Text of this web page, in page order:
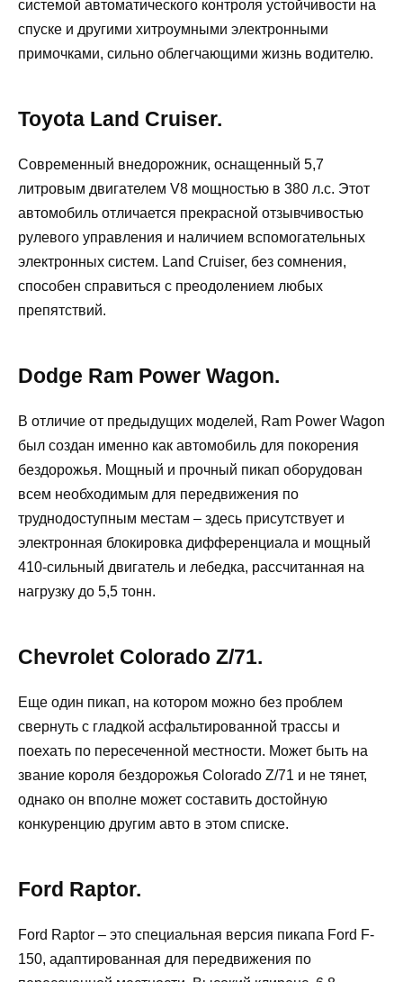
системой автоматического контроля устойчивости на
спуске и другими хитроумными электронными
примочками, сильно облегчающими жизнь водителю.
Toyota Land Cruiser.
Современный внедорожник, оснащенный 5,7
литровым двигателем V8 мощностью в 380 л.с. Этот
автомобиль отличается прекрасной отзывчивостью
рулевого управления и наличием вспомогательных
электронных систем. Land Cruiser, без сомнения,
способен справиться с преодолением любых
препятствий.
Dodge Ram Power Wagon.
В отличие от предыдущих моделей, Ram Power Wagon
был создан именно как автомобиль для покорения
бездорожья. Мощный и прочный пикап оборудован
всем необходимым для передвижения по
труднодоступным местам – здесь присутствует и
электронная блокировка дифференциала и мощный
410-сильный двигатель и лебедка, рассчитанная на
нагрузку до 5,5 тонн.
Chevrolet Colorado Z/71.
Еще один пикап, на котором можно без проблем
свернуть с гладкой асфальтированной трассы и
поехать по пересеченной местности. Может быть на
звание короля бездорожья Colorado Z/71 и не тянет,
однако он вполне может составить достойную
конкуренцию другим авто в этом списке.
Ford Raptor.
Ford Raptor – это специальная версия пикапа Ford F-
150, адаптированная для передвижения по